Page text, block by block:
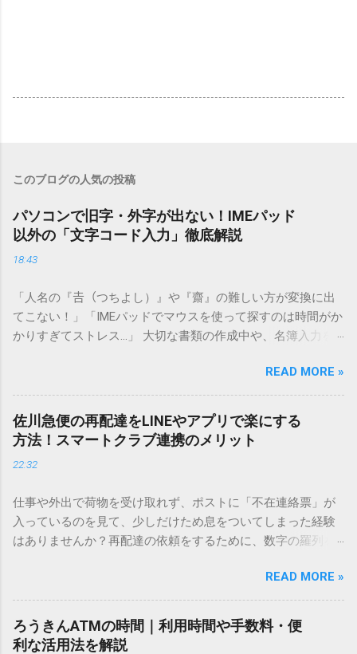
このブログの人気の投稿
パソコンで旧字・外字が出ない！IMEパッド
以外の「文字コード入力」徹底解説
18:43
「人名の『𠮷（つちよし）』や『齋』の難しい方が変換に出
てこない！」「IMEパッドでマウスを使って探すのは時間がか
かりすぎてストレス…」 大切な書類の作成中や、名簿入力を
てしまいますよね。多くの人が「IMEパッド（手書き入力）」
を使いますが、実はマウスで一画ずつ書くのは非効率です
し、似た漢字が多すぎて結局見つからないことも少なくあり
ません。 そこで今回は、IMEパッドを使わずに、特定のコー
ドを打ち込むだけで一瞬で旧字や外字、特殊記号を呼び出す
「文字コード入力」のテクニックを詳しく解説します。 この
必要はありません。 1. なぜ「変換」しても旧字・外字が出て
こないのか？ そもそも、なぜ普通の変換で出てこない漢字が
あるのでしょうか。その理由は、パソコンが文字を認識する
は、JIS規格（日本産業規格）によって「第1水準」「第2水
準」といった形で整理されています。しかし、人名や地名に
使われる非常に古い漢字（旧字）や、特定の組織だけで作ら
れた「外字」は、この一般的な変換リストに含まれていない
READ MORE »
佐川急便の再配達をLINEやアプリで楽にする
方法！スマートクラブ連携のメリット
22:32
仕事や外出で荷物を受け取れず、ポストに「不在連絡票」が
入っているのを見て、少しだけため息をついてしまった経験
はありませんか？再配達の依頼をするために、数字の羅列を
ことに申し訳なさを感じたりすることもあるかもしれませ
ん。 「もっとスムーズに、自分のタイミングで受け取りた
い」 「わざわざ電話をかけずに、スマホ一つで完結させた
い」 そんな願いを叶えてくれるのが、佐川急便の会員制サー
READ MORE »
ろうきんATMの時間｜利用時間や手数料・便
利な活用法を解説